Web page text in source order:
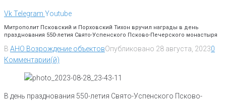
VkTelegram Youtube
Митрополит Псковский и Порховский Тихон вручил награды в день
празднования 550-летия Свято-Успенского Псково-Печерского монастыря
В АНО Возрождение объектовОпубликовано 28 августа, 20230
Комментарии(й)
В день празднования 550-летия Свято-Успенского Псково-